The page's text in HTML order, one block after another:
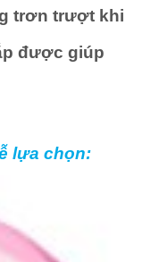
trơn trượt khi
được giúp
lựa chọn: